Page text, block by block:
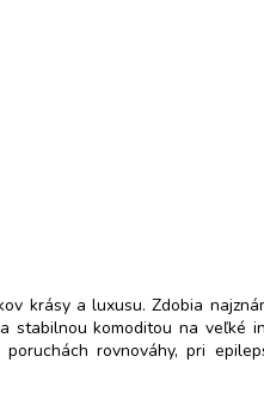
krásy a luxusu. Zdobia
komoditou na veľké
rovnováhy, pri